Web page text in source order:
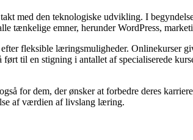
med den teknologiske udvikling. I
tænkelige emner, herunder WordPress,
fleksible læringsmuligheder. Onlinekurser
til en stigning i antallet af specialiserede
for dem, der ønsker at forbedre deres
af værdien af livslang læring.